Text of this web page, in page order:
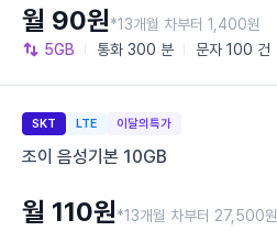
5GB 통화 300 분 문자 100 건
월 90원*13개월 차부터 1,400원
SKT LTE 이달의특가
조이 음성기본 10GB
월 110원*13개월 차부터 27,500원